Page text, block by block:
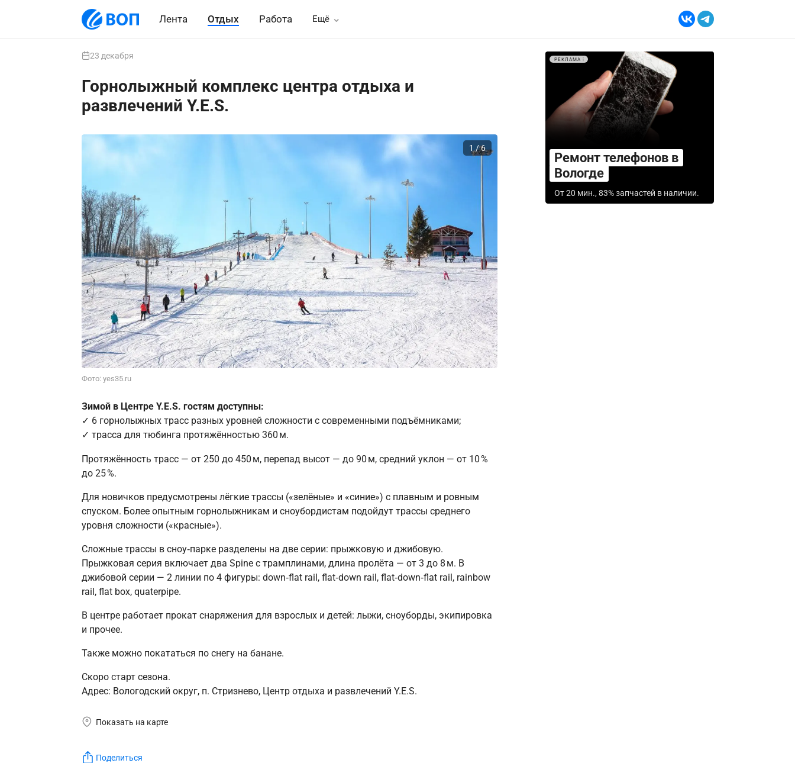
Лента Отдых Работа Ещё
23 декабря
Горнолыжный комплекс центра отдыха и
развлечений Y.E.S.
Фото: yes35.ru
1 / 6
Зимой в Центре Y.E.S. гостям доступны:
✓ 6 горнолыжных трасс разных уровней сложности с современными подъёмниками;
✓ трасса для тюбинга протяжённостью 360 м.
Протяжённость трасс — от 250 до 450 м, перепад высот — до 90 м, средний уклон — от 10 %
до 25 %.
Для новичков предусмотрены лёгкие трассы («зелёные» и «синие») с плавным и ровным
спуском. Более опытным горнолыжникам и сноубордистам подойдут трассы среднего
уровня сложности («красные»).
Сложные трассы в сноу‑парке разделены на две серии: прыжковую и джибовую.
Прыжковая серия включает два Spine с трамплинами, длина пролёта — от 3 до 8 м. В
джибовой серии — 2 линии по 4 фигуры: down‑flat rail, flat‑down rail, flat‑down‑flat rail, rainbow
rail, flat box, quaterpipe.
В центре работает прокат снаряжения для взрослых и детей: лыжи, сноуборды, экипировка
и прочее.
Также можно покататься по снегу на банане.
Скоро старт сезона.
Адрес: Вологодский округ, п. Стризнево, Центр отдыха и развлечений Y.E.S.
Показать на карте
Поделиться
РЕКЛАМА
Ремонт телефонов в
Вологде
От 20 мин., 83% запчастей в наличии.